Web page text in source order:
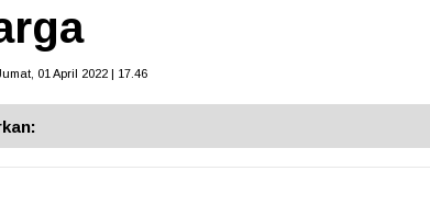
01 April 2022 | 17.46